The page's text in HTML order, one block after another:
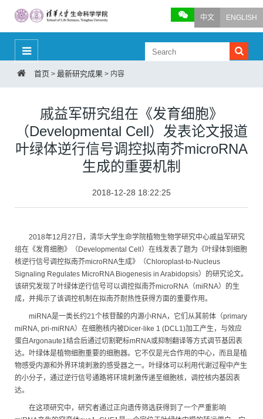
中文 ENGLISH
首页 > 最新研究成果 > 内容
戚益军研究组在《发育细胞》
（Developmental Cell）发表论文报道
叶绿体逆行信号调控拟南芥microRNA
生成的重要机制
2018-12-28 18:22:25
2018年12月27日，清华大学生命学院植物生物学研究中心戚益军研究
组在《发育细胞》（Developmental Cell）在线发表了题为《叶绿体到细胞
核逆行信号调控拟南芥microRNA生成》（Chloroplast-to-Nucleus
Signaling Regulates MicroRNA Biogenesis in Arabidopsis）的研究论文。
该研究发现了叶绿体逆行信号可以调控拟南芥microRNA（miRNA）的生
成，并揭示了该调控机制在拟南芥耐热性获得方面的重要作用。
miRNA是一类长约21个核苷酸的内源小RNA，它们从其前体（primary
miRNA, pri-miRNA）在细胞核内被Dicer-like 1 (DCL1)加工产生，与效应
蛋白Argonaute1结合后通过切割靶标mRNA或抑制翻译等方式调节基因表
达。叶绿体是植物细胞重要的细胞器。它不仅是光合作用的中心，而且是植
物感受内源和外界环境刺激的感受器之一。叶绿体可以利用代谢过程中产生
的小分子，通过逆行信号通路将环境刺激传递至细胞核，调控核内基因表
达。
在这项研究中，研究者通过正向遗传筛选获得到了一个严重影响